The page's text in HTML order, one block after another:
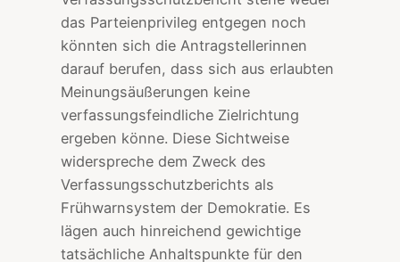
das Parteienprivileg entgegen noch
könnten sich die Antragstellerinnen
darauf berufen, dass sich aus erlaubten
Meinungsäußerungen keine
verfassungsfeindliche Zielrichtung
ergeben könne. Diese Sichtweise
widerspreche dem Zweck des
Verfassungsschutzberichts als
Frühwarnsystem der Demokratie. Es
lägen auch hinreichend gewichtige
tatsächliche Anhaltspunkte für den